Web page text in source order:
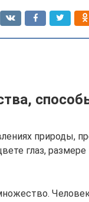
природы,
глаз, размере